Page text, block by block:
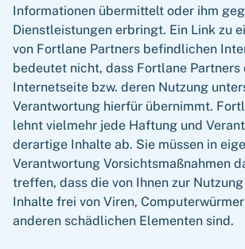
Informationen übermittelt oder ihm
Dienstleistungen erbringt. Ein Link zu
von Fortlane Partners befindlichen
bedeutet nicht, dass Fortlane Partners
Internetseite bzw. deren Nutzung
Verantwortung hierfür übernimmt.
lehnt vielmehr jede Haftung und
derartige Inhalte ab. Sie müssen in
Verantwortung Vorsichtsmaßnahmen
treffen, dass die von Ihnen zur
Inhalte frei von Viren,
anderen schädlichen Elementen sind.